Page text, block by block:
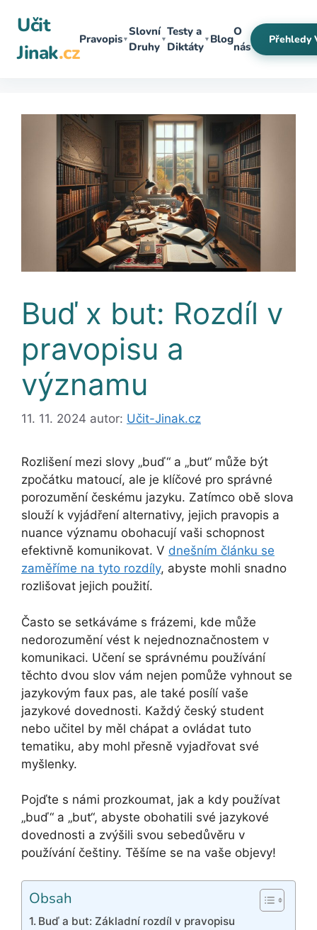
obsah
Učit
Jinak.cz
Pravopis▼
Slovní
Druhy
▼
Testy a
Diktáty
▼ Blog
O
nás
Přehledy
Buď x but: Rozdíl v
pravopisu a
významu
11. 11. 2024 autor: Učit-Jinak.cz
Rozlišení mezi slovy „buď“ a „but“ může být
zpočátku matoucí, ale je klíčové pro správné
porozumění českému jazyku. Zatímco obě slova
slouží k vyjádření alternativy, jejich pravopis a
nuance významu obohacují vaši schopnost
efektivně komunikovat. V dnešním článku se
zaměříme na tyto rozdíly, abyste mohli snadno
rozlišovat jejich použití.
Často se setkáváme s frázemi, kde může
nedorozumění vést k nejednoznačnostem v
komunikaci. Učení se správnému používání
těchto dvou slov vám nejen pomůže vyhnout se
jazykovým faux pas, ale také posílí vaše
jazykové dovednosti. Každý český student
nebo učitel by měl chápat a ovládat tuto
tematiku, aby mohl přesně vyjadřovat své
myšlenky.
Pojďte s námi prozkoumat, jak a kdy používat
„buď“ a „but“, abyste obohatili své jazykové
dovednosti a zvýšili svou sebedůvěru v
používání češtiny. Těšíme se na vaše objevy!
Obsah
Buď a but: Základní rozdíl v pravopisu